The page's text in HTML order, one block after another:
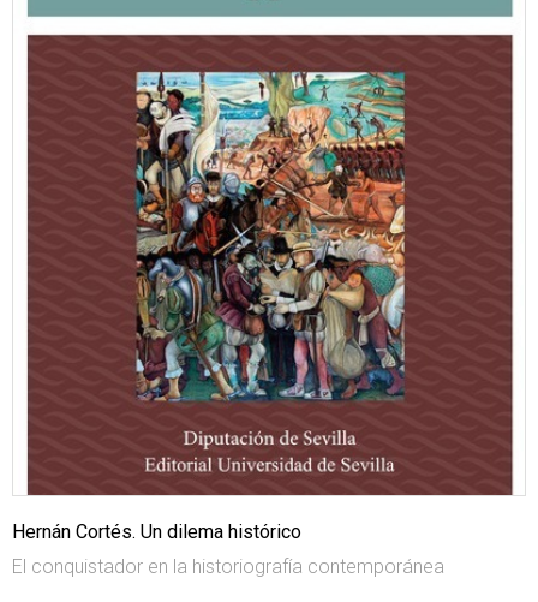
Hernán Cortés. Un dilema histórico
El conquistador en la historiografía contemporánea